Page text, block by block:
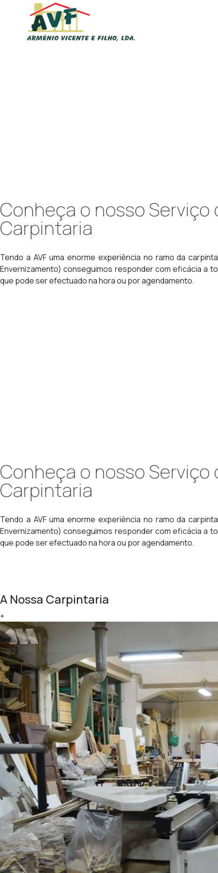
Conheça o nosso Serviço
Carpintaria
Tendo a AVF uma enorme experiência no ramo da
Envernizamento) conseguimos responder com eficácia a
que pode ser efectuado na hora ou por agendamento.
Conheça o nosso Serviço
Carpintaria
Tendo a AVF uma enorme experiência no ramo da
Envernizamento) conseguimos responder com eficácia a
que pode ser efectuado na hora ou por agendamento.
A Nossa Carpintaria
+